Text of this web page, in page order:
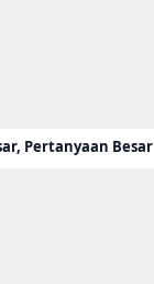
Pertanyaan Besar